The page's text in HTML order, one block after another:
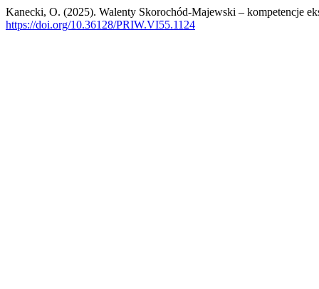
Kanecki, O. (2025). Walenty Skorochód-Majewski – kompetencje
https://doi.org/10.36128/PRIW.VI55.1124